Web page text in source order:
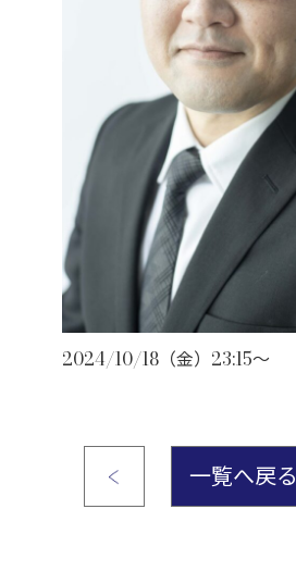
2024/10/18（金）23:15～
一覧へ戻る